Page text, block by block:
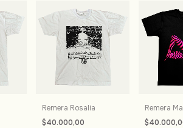
Remera Rosalia
$40.000,00
Remera